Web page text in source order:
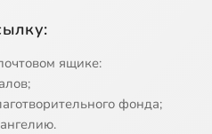
ящике:
фонда;